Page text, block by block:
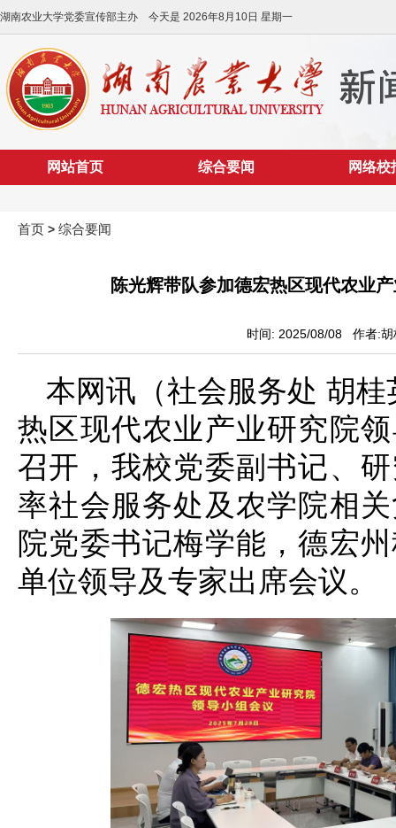
湖南农业大学党委宣传部主办 今天是 2026年8月10日 星期一
网站首页 综合要闻 网络校
首页 > 综合要闻
陈光辉带队参加德宏热区现代农业
时间: 2025/08/08 作者:
本网讯（社会服务处 胡桂
热区现代农业产业研究院
召开，我校党委副书记、
率社会服务处及农学院相
院党委书记梅学能，德宏
单位领导及专家出席会议。